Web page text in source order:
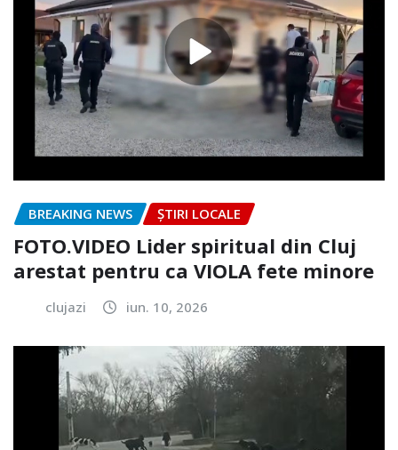
BREAKING NEWS ȘTIRI LOCALE
FOTO.VIDEO Lider spiritual din Cluj
arestat pentru ca VIOLA fete minore
clujazi iun. 10, 2026